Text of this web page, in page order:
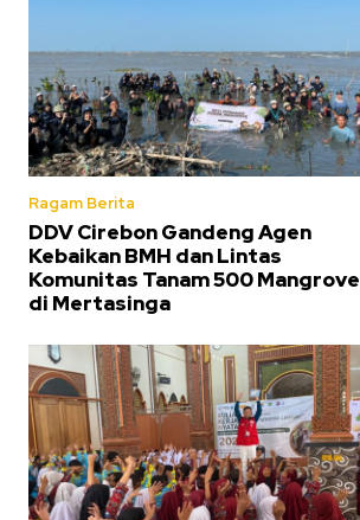
Ragam Berita
DDV Cirebon Gandeng Agen
Kebaikan BMH dan Lintas
Komunitas Tanam 500 Mangrove
di Mertasinga